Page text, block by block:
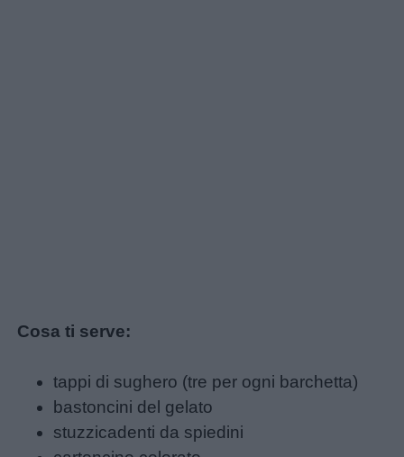
Cosa ti serve:
tappi di sughero (tre per ogni barchetta)
bastoncini del gelato
stuzzicadenti da spiedini